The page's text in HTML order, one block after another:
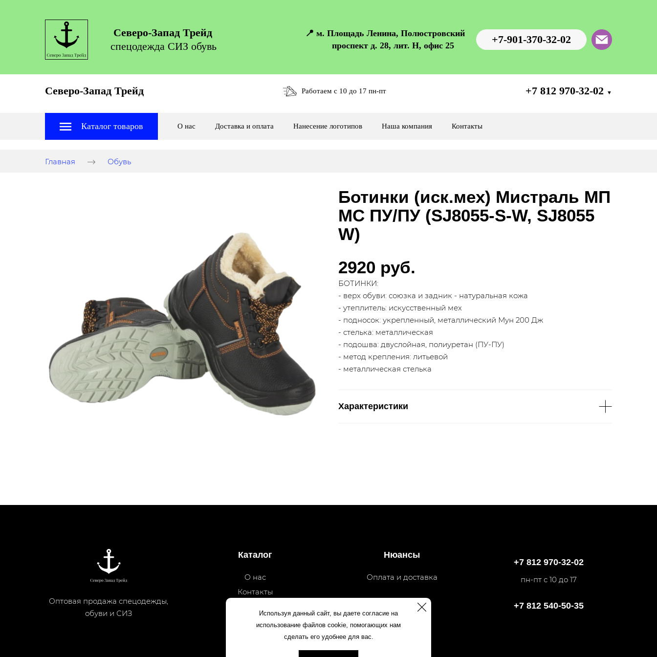
Северо-Запад Трейд
спецодежда СИЗ обувь
+7-901-370-32-02
📍 м. Площадь Ленина, Полюстровский
проспект д. 28, лит. Н, офис 25
Северо-Запад Трейд Работаем с 10 до 17 пн-пт +7 812 970-32-02 ▼
Каталог товаров О нас Доставка и оплата Нанесение логотипов Наша компания Контакты
Главная Обувь
Ботинки (иск.мех) Мистраль МП
МС ПУ/ПУ (SJ8055-S-W, SJ8055
W)
2920 руб.
БОТИНКИ:
- верх обуви: союзка и задник - натуральная кожа
- утеплитель: искусственный мех
- подносок: укрепленный, металлический Мун 200 Дж
- стелька: металлическая
- подошва: двуслойная, полиуретан (ПУ-ПУ)
- метод крепления: литьевой
- металлическая стелька
Характеристики
Оптовая продажа спецодежды,
обуви и СИЗ
Каталог
О нас
Контакты
Нюансы
Оплата и доставка
+7 812 970-32-02
пн-пт с 10 до 17
+7 812 540-50-35
Используя данный сайт, вы даете согласие на
использование файлов cookie, помогающих нам
сделать его удобнее для вас.